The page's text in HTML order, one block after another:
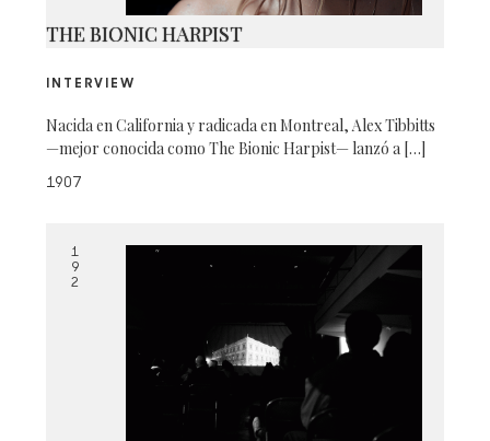
THE BIONIC HARPIST
INTERVIEW
Nacida en California y radicada en Montreal, Alex Tibbitts
—mejor conocida como The Bionic Harpist— lanzó a […]
1907
1
9
2